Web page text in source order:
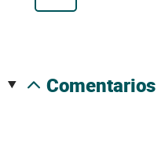
comentarios